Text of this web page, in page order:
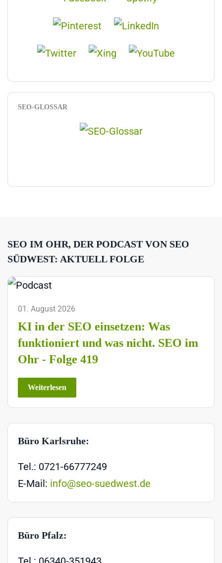
SEO-GLOSSAR
SEO IM OHR, DER PODCAST VON SEO
SÜDWEST: AKTUELL FOLGE
01. August 2026
KI in der SEO einsetzen: Was
funktioniert und was nicht. SEO im
Ohr - Folge 419
Weiterlesen
Büro Karlsruhe:
Tel.: 0721-66777249
E-Mail: info@seo-suedwest.de
Büro Pfalz: